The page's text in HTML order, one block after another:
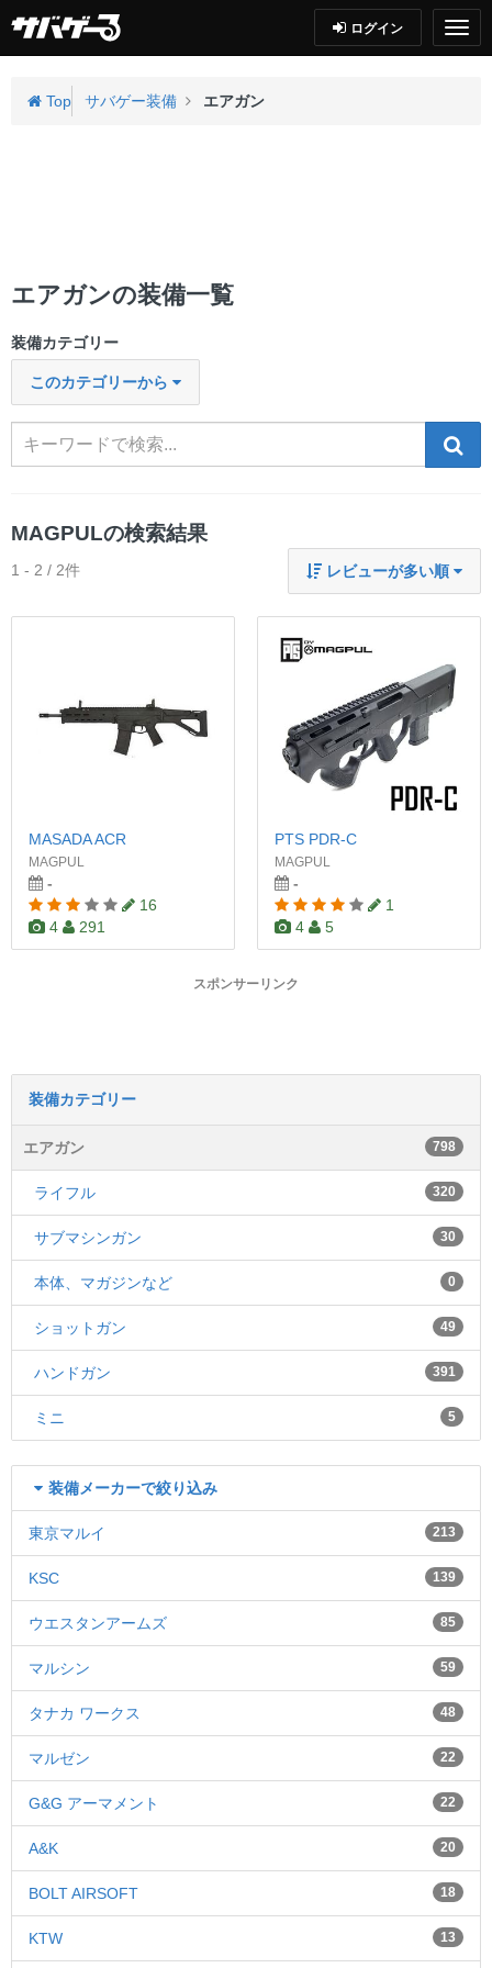
ログイン
Top サバゲー装備 エアガン
エアガンの装備一覧
装備カテゴリー
このカテゴリーから
MAGPULの検索結果
レビューが多い順
1 - 2 / 2件
MASADA ACR
MAGPUL
-
16
4
291
PTS PDR-C
MAGPUL
-
1
4
5
スポンサーリンク
装備カテゴリー
エアガン 798
ライフル 320
サブマシンガン 30
本体、マガジンなど 0
ショットガン 49
ハンドガン 391
ミニ 5
装備メーカーで絞り込み
東京マルイ 213
KSC 139
ウエスタンアームズ 85
マルシン 59
タナカ ワークス 48
マルゼン 22
G&G アーマメント 22
A&K 20
BOLT AIRSOFT 18
KTW 13